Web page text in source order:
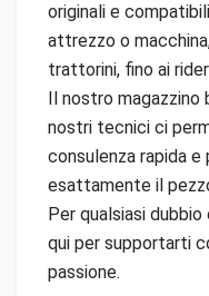
originali e
attrezzo o
trattorini, fino ai
Il nostro magazzino
nostri tecnici ci
consulenza rapida
esattamente il
Per qualsiasi
qui per supportarti
passione.